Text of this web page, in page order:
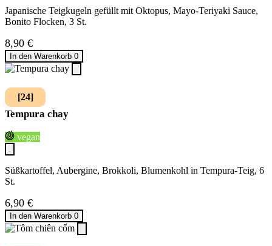
Japanische Teigkugeln gefüllt mit Oktopus, Mayo-Teriyaki Sauce,
Bonito Flocken, 3 St.
8,90 €
In den Warenkorb 0
[24]
Tempura chay
vegan
Süßkartoffel, Aubergine, Brokkoli, Blumenkohl in Tempura-Teig, 6
St.
6,90 €
In den Warenkorb 0